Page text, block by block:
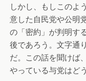
しかし、もしこのよ
意した自民党や公明
の「密約」が判明す
後であろう。文字通
だ。この話を聞けば
やっている与党はど